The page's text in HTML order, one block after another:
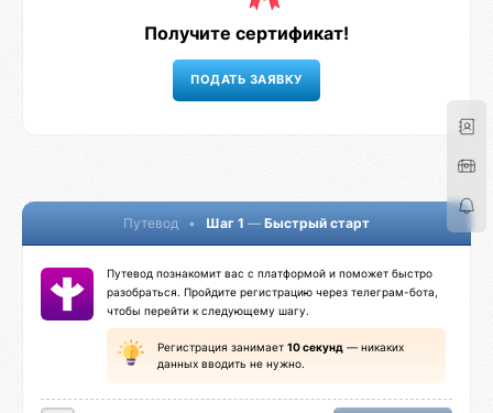
Получите сертификат!
Путевод • Шаг 1 — Быстрый старт
Путевод познакомит вас с платформой и поможет быстро
разобраться. Пройдите регистрацию через телеграм-бота,
чтобы перейти к следующему шагу.
Регистрация занимает 10 секунд — никаких
данных вводить не нужно.